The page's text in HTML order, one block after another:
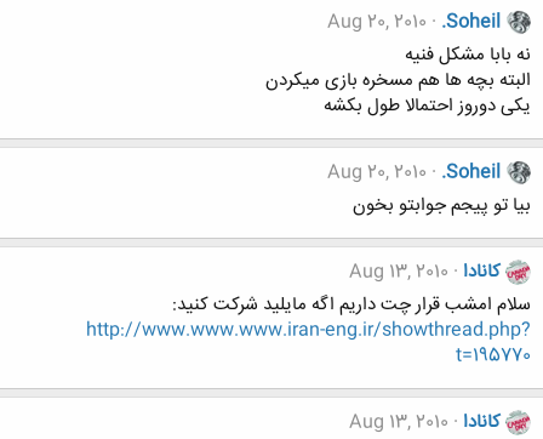
.Soheil
Aug 20, 2010
نه بابا مشکل فنیه
البته بچه ها هم مسخره بازی میکردن
یکی دوروز احتمالا طول بکشه
.Soheil
Aug 20, 2010
بیا تو پیجم جوابتو بخون
کانادا Aug 13, 2010
سلام امشب قرار چت داریم اگه مایلید شرکت کنید:
http://www.www.www.iran-eng.ir/showthread.php?
t=195770
کانادا Aug 13, 2010